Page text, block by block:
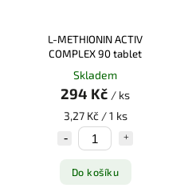
L-METHIONIN ACTIV
COMPLEX 90 tablet
Skladem
294 Kč / ks
3,27 Kč / 1 ks
Do košíku